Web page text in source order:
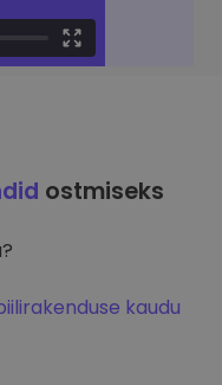
ostmiseks
kaudu